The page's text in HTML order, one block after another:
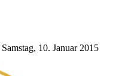
Samstag, 10. Januar 2015